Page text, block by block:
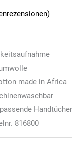
made in Africa
816800